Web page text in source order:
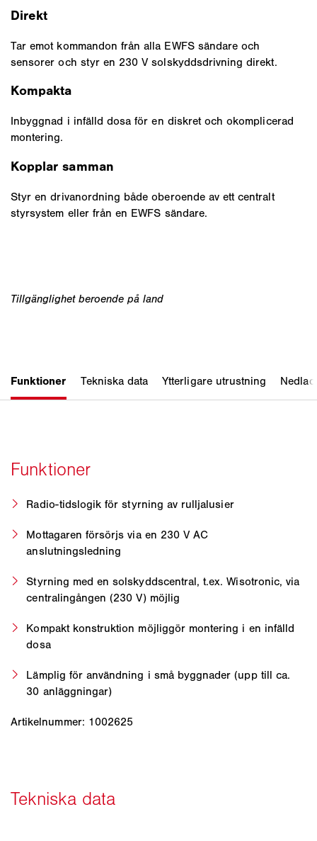
Direkt
Tar emot kommandon från alla EWFS sändare och
sensorer och styr en 230 V solskyddsdrivning direkt.
Kompakta
Inbyggnad i infälld dosa för en diskret och okomplicerad
montering.
Kopplar samman
Styr en drivanordning både oberoende av ett centralt
styrsystem eller från en EWFS sändare.
Radio-tidslogik för styrning av rulljalusier
Mottagaren försörjs via en 230 V AC
anslutningsledning
Styrning med en solskyddscentral, t.ex. Wisotronic, via
centralingången (230 V) möjlig
Kompakt konstruktion möjliggör montering i en infälld
dosa
Lämplig för användning i små byggnader (upp till ca.
30 anläggningar)
Artikelnummer: 1002625